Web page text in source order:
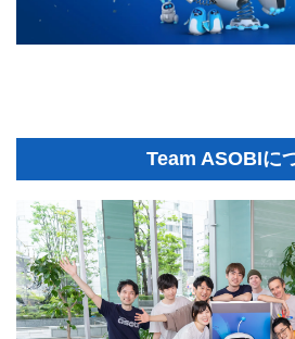
Team ASOBIに